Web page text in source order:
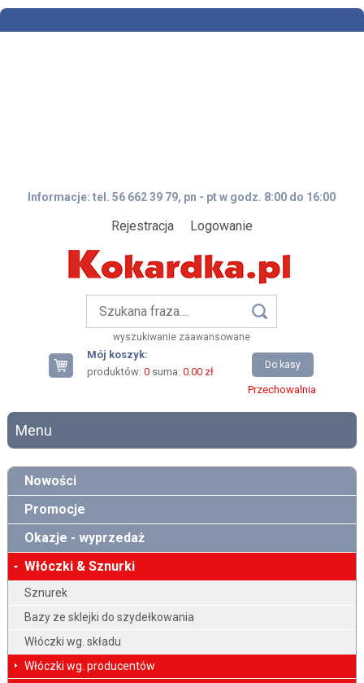
Informacje: tel. 56 662 39 79, pn - pt w godz. 8:00 do 16:00
Rejestracja Logowanie
wyszukiwanie zaawansowane
Mój koszyk:
produktów: 0suma: 0.00 zł
Do kasy
Przechowalnia
Menu
Nowości
Promocje
Okazje - wyprzedaż
Włóczki & Sznurki
Sznurek
Bazy ze sklejki do szydełkowania
Włóczki wg. składu
Włóczki wg. producentów